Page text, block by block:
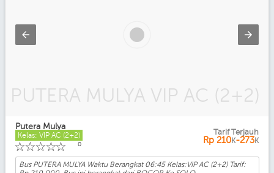
PUTERA MULYA VIP AC (2+2)
Putera Mulya
Kelas: VIP AC (2+2)
☆
☆
☆
☆
☆ 0
Tarif Terjauh
Rp 210K-273K
Bus PUTERA MULYA Waktu Berangkat 06:45 Kelas:VIP AC (2+2) Tarif: